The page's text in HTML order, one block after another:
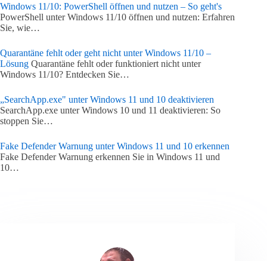
Windows 11/10: PowerShell öffnen und nutzen – So geht's
PowerShell unter Windows 11/10 öffnen und nutzen: Erfahren
Sie, wie…
Quarantäne fehlt oder geht nicht unter Windows 11/10 –
Lösung Quarantäne fehlt oder funktioniert nicht unter
Windows 11/10? Entdecken Sie…
„SearchApp.exe" unter Windows 11 und 10 deaktivieren
SearchApp.exe unter Windows 10 und 11 deaktivieren: So
stoppen Sie…
Fake Defender Warnung unter Windows 11 und 10 erkennen
Fake Defender Warnung erkennen Sie in Windows 11 und
10…